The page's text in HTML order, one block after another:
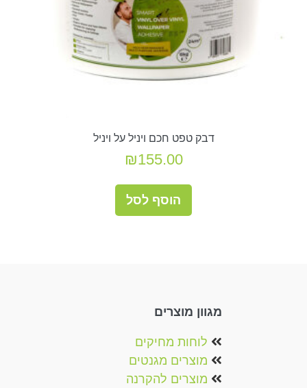
דבק טפט חכם ויניל על ויניל
₪155.00
הוסף לסל
מגוון מוצרים
לוחות מחיקים
מוצרים מגנטים‏‏‎
מוצרים להקרנה‎